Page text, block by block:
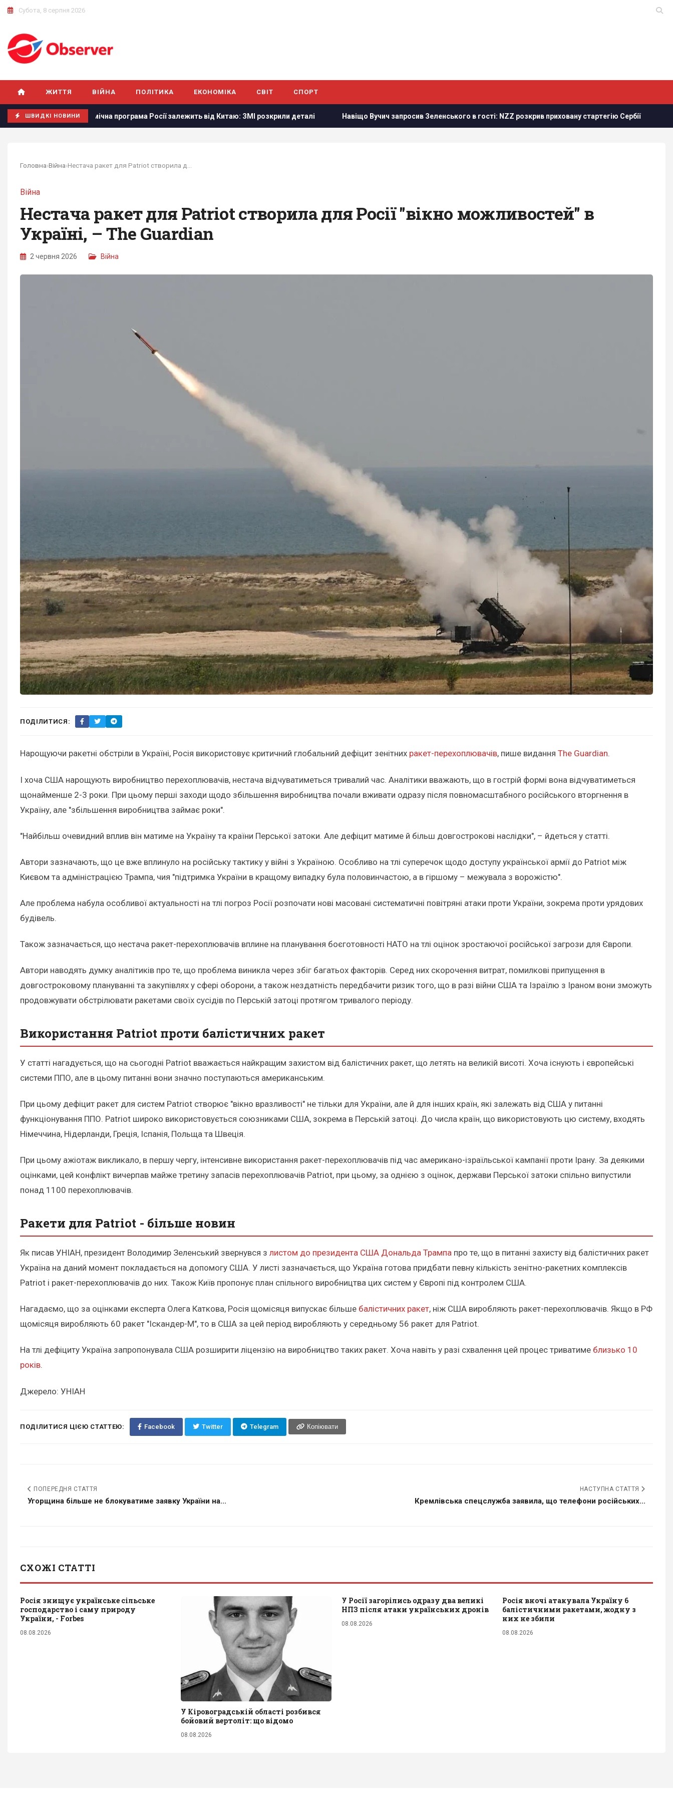
Субота, 8 серпня 2026
ЖИТТЯ ВІЙНА ПОЛІТИКА ЕКОНОМІКА СВІТ СПОРТ
ШВИДКІ НОВИНИ
Космічна програма Росії залежить від Китаю: ЗМІ розкрили деталі Навіщо Вучич запросив Зеленського в гості: NZZ розкрив приховану стартегію Сербії Зеленський:
Головна›Війна›
Війна
Нестача ракет для Patriot створила для Росії "вікно можливостей" в
Україні, – The Guardian
2 червня 2026 Війна
ПОДІЛИТИСЯ:
Нарощуючи ракетні обстріли в Україні, Росія використовує критичний глобальний дефіцит зенітних ракет-перехоплювачів, пише видання The Guardian.
І хоча США нарощують виробництво перехоплювачів, нестача відчуватиметься тривалий час. Аналітики вважають, що в гострій формі вона відчуватиметься
щонайменше 2-3 роки. При цьому перші заходи щодо збільшення виробництва почали вживати одразу після повномасштабного російського вторгнення в
Україну, але "збільшення виробництва займає роки".
"Найбільш очевидний вплив він матиме на Україну та країни Перської затоки. Але дефіцит матиме й більш довгострокові наслідки", – йдеться у статті.
Автори зазначають, що це вже вплинуло на російську тактику у війні з Україною. Особливо на тлі суперечок щодо доступу української армії до Patriot між
Києвом та адміністрацією Трампа, чия "підтримка України в кращому випадку була половинчастою, а в гіршому – межувала з ворожістю".
Але проблема набула особливої актуальності на тлі погроз Росії розпочати нові масовані систематичні повітряні атаки проти України, зокрема проти урядових
будівель.
Також зазначається, що нестача ракет-перехоплювачів вплине на планування боєготовності НАТО на тлі оцінок зростаючої російської загрози для Європи.
Автори наводять думку аналітиків про те, що проблема виникла через збіг багатьох факторів. Серед них скорочення витрат, помилкові припущення в
довгостроковому плануванні та закупівлях у сфері оборони, а також нездатність передбачити ризик того, що в разі війни США та Ізраїлю з Іраном вони зможуть
продовжувати обстрілювати ракетами своїх сусідів по Перській затоці протягом тривалого періоду.
Використання Patriot проти балістичних ракет
У статті нагадується, що на сьогодні Patriot вважається найкращим захистом від балістичних ракет, що летять на великій висоті. Хоча існують і європейські
системи ППО, але в цьому питанні вони значно поступаються американським.
При цьому дефіцит ракет для систем Patriot створює "вікно вразливості" не тільки для України, але й для інших країн, які залежать від США у питанні
функціонування ППО. Patriot широко використовується союзниками США, зокрема в Перській затоці. До числа країн, що використовують цю систему, входять
Німеччина, Нідерланди, Греція, Іспанія, Польща та Швеція.
При цьому ажіотаж викликало, в першу чергу, інтенсивне використання ракет-перехоплювачів під час американо-ізраїльської кампанії проти Ірану. За деякими
оцінками, цей конфлікт вичерпав майже третину запасів перехоплювачів Patriot, при цьому, за однією з оцінок, держави Перської затоки спільно випустили
понад 1100 перехоплювачів.
Ракети для Patriot - більше новин
Як писав УНІАН, президент Володимир Зеленський звернувся з листом до президента США Дональда Трампа про те, що в питанні захисту від балістичних ракет
Україна на даний момент покладається на допомогу США. У листі зазначається, що Україна готова придбати певну кількість зенітно-ракетних комплексів
Patriot і ракет-перехоплювачів до них. Також Київ пропонує план спільного виробництва цих систем у Європі під контролем США.
Нагадаємо, що за оцінками експерта Олега Каткова, Росія щомісяця випускає більше балістичних ракет, ніж США виробляють ракет-перехоплювачів. Якщо в РФ
щомісяця виробляють 60 ракет "Іскандер-М", то в США за цей період виробляють у середньому 56 ракет для Patriot.
На тлі дефіциту Україна запропонувала США розширити ліцензію на виробництво таких ракет. Хоча навіть у разі схвалення цей процес триватиме близько 10
років.
Джерело: УНІАН
ПОДІЛИТИСЯ ЦІЄЮ СТАТТЕЮ: Facebook Twitter Telegram Копіювати
ПОПЕРЕДНЯ СТАТТЯ
Угорщина більше не блокуватиме заявку України на...
НАСТУПНА СТАТТЯ
Кремлівська спецслужба заявила, що телефони російських...
СХОЖІ СТАТТІ
Росія знищує українське сільське
господарство і саму природу
України, - Forbes
08.08.2026
У Кіровоградській області розбився
бойовий вертоліт: що відомо
08.08.2026
У Росії загорілись одразу два великі
НПЗ після атаки українських дронів
08.08.2026
Росія вночі атакувала Україну 6
балістичними ракетами, жодну з
них не збили
08.08.2026